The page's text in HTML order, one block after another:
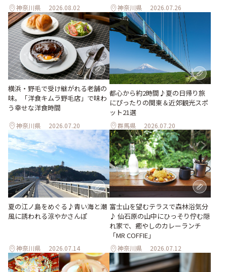
神奈川県 2026.08.02 神奈川県 2026.07.26
横浜・野毛で受け継がれる老舗の
味。「洋食キムラ野毛店」で味わ
う幸せな洋食時間
神奈川県 2026.07.20
都心から約2時間♪夏の日帰り旅
にぴったりの関東＆近郊観光スポ
ット21選
群馬県 2026.07.20
夏の江ノ島をめぐる♪青い海と潮
風に誘われる涼やかさんぽ
神奈川県 2026.07.14
富士山を望むテラスで森林浴気分
♪ 仙石原の山中にひっそり佇む隠
れ家で、癒やしのカレーランチ
「MR COFFIE」
神奈川県 2026.07.12